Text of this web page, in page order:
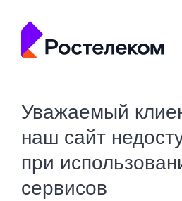
Уважаемый
наш сайт
при
сервисов